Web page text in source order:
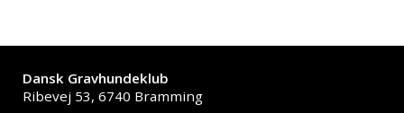
Dansk Gravhundeklub
Ribevej 53, 6740 Bramming